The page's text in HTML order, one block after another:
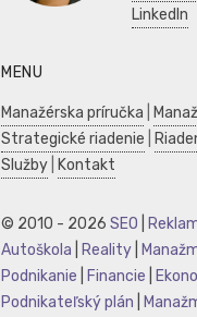
LinkedIn
MENU
Manažérska príručka
Strategické riadenie
Služby
Kontakt
© 2010 - 2026 SEO
Autoškola
Reality
Podnikanie
Financie
Podnikateľský plán